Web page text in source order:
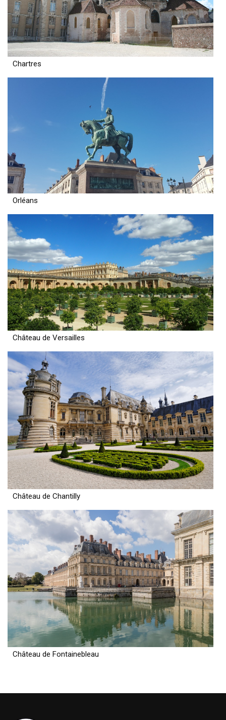
Chartres
Orléans
Château de Versailles
Château de Chantilly
Château de Fontainebleau